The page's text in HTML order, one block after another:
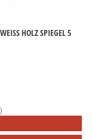
HOLZ SPIEGEL 5 T